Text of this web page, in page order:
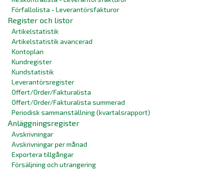
Förfallolista - Leverantörsfakturor
Register och listor
Artikelstatistik
Artikelstatistik avancerad
Kontoplan
Kundregister
Kundstatistik
Leverantörsregister
Offert/Order/Fakturalista
Offert/Order/Fakturalista summerad
Periodisk sammanställning (kvartalsrapport)
Anläggningsregister
Avskrivningar
Avskrivningar per månad
Exportera tillgångar
Försäljning och utrangering